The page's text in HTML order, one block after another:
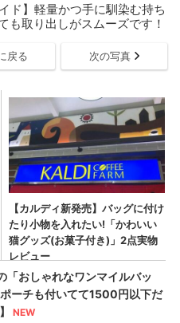
ド】軽量かつ手に馴染む持ち
も取り出しがスムーズです！
戻る 次の写真